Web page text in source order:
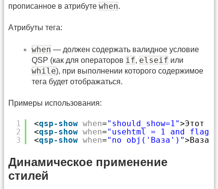
прописанное в атрибуте when.
Атрибуты тега:
when — должен содержать валидное условие
QSP (как для операторов if, elseif или
while), при выполнении которого содержимое
тега будет отображаться.
Примеры использования:
1
2
3
<qsp-show when="should_show=1">Этот
<qsp-show when="usehtml = 1 and flag
<qsp-show when="no obj('Ваза')">Ваза
Динамическое применение
стилей